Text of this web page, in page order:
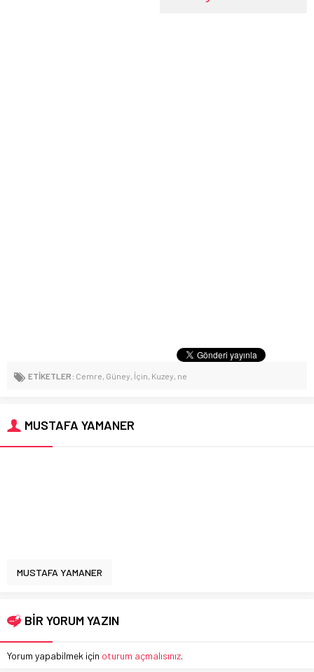
ETİKETLER: Cemre, Güney, İçin, Kuzey, ne
MUSTAFA YAMANER
MUSTAFA YAMANER
BİR YORUM YAZIN
Yorum yapabilmek için oturum açmalısınız.